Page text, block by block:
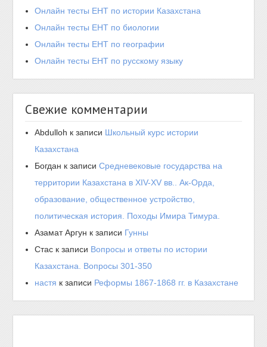
Онлайн тесты ЕНТ по истории Казахстана
Онлайн тесты ЕНТ по биологии
Онлайн тесты ЕНТ по географии
Онлайн тесты ЕНТ по русскому языку
Свежие комментарии
Abdulloh к записи Школьный курс истории
Казахстана
Богдан к записиСредневековые государства на
территории Казахстана в XIV-XV вв.. Ак-Орда,
образование, общественное устройство,
политическая история. Походы Имира Тимура.
Азамат Аргун к записи Гунны
Стас к записи Вопросы и ответы по истории
Казахстана. Вопросы 301-350
настя к записи Реформы 1867-1868 гг. в Казахстане